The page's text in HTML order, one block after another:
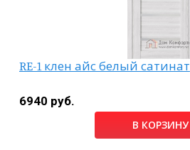
RE-1 клен айс белый сатинат
6940 руб.
В КОРЗИНУ